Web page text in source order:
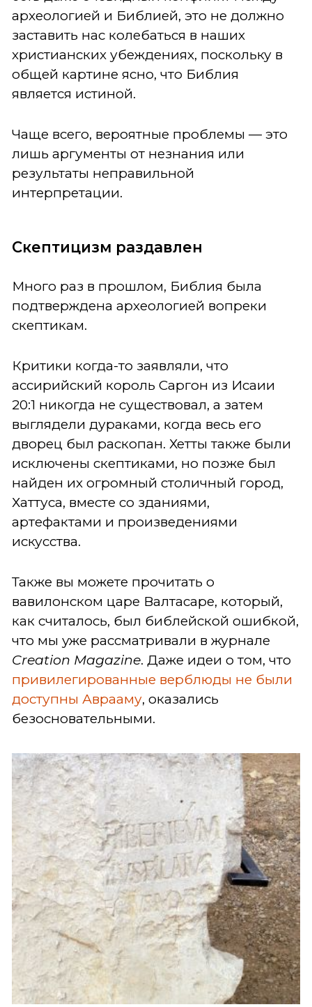
археологией и Библией, это не должно
заставить нас колебаться в наших
христианских убеждениях, поскольку в
общей картине ясно, что Библия
является истиной.
Чаще всего, вероятные проблемы — это
лишь аргументы от незнания или
результаты неправильной
интерпретации.
Скептицизм раздавлен
Много раз в прошлом, Библия была
подтверждена археологией вопреки
скептикам.
Критики когда-то заявляли, что
ассирийский король Саргон из Исаии
20:1 никогда не существовал, а затем
выглядели дураками, когда весь его
дворец был раскопан. Хетты также были
исключены скептиками, но позже был
найден их огромный столичный город,
Хаттуса, вместе со зданиями,
артефактами и произведениями
искусства.
Также вы можете прочитать о
вавилонском царе Валтасаре, который,
как считалось, был библейской ошибкой,
что мы уже рассматривали в журнале
Creation Magazine. Даже идеи о том, что
привилегированные верблюды не были
доступны Аврааму, оказались
безосновательными.